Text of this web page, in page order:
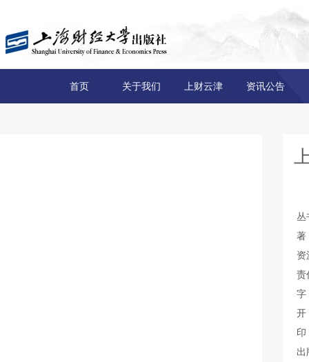
首页 关于我们 上财云津 资讯公告
丛
著
资
责
出